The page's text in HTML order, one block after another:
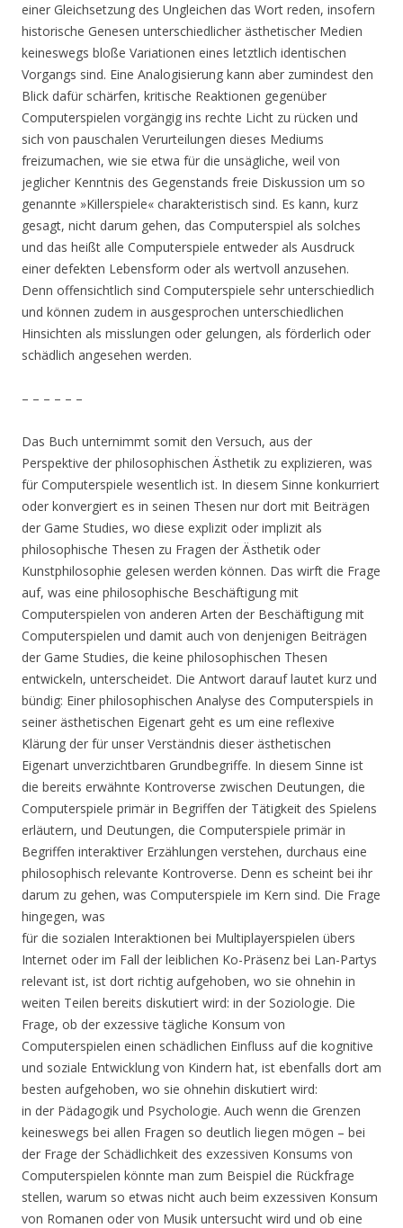
einer Gleichsetzung des Ungleichen das Wort reden, insofern
historische Genesen unterschiedlicher ästhetischer Medien
keineswegs bloße Variationen eines letztlich identischen
Vorgangs sind. Eine Analogisierung kann aber zumindest den
Blick dafür schärfen, kritische Reaktionen gegenüber
Computerspielen vorgängig ins rechte Licht zu rücken und
sich von pauschalen Verurteilungen dieses Mediums
freizumachen, wie sie etwa für die unsägliche, weil von
jeglicher Kenntnis des Gegenstands freie Diskussion um so
genannte »Killerspiele« charakteristisch sind. Es kann, kurz
gesagt, nicht darum gehen, das Computerspiel als solches
und das heißt alle Computerspiele entweder als Ausdruck
einer defekten Lebensform oder als wertvoll anzusehen.
Denn offensichtlich sind Computerspiele sehr unterschiedlich
und können zudem in ausgesprochen unterschiedlichen
Hinsichten als misslungen oder gelungen, als förderlich oder
schädlich angesehen werden.
– – – – – –
Das Buch unternimmt somit den Versuch, aus der
Perspektive der philosophischen Ästhetik zu explizieren, was
für Computerspiele wesentlich ist. In diesem Sinne konkurriert
oder konvergiert es in seinen Thesen nur dort mit Beiträgen
der Game Studies, wo diese explizit oder implizit als
philosophische Thesen zu Fragen der Ästhetik oder
Kunstphilosophie gelesen werden können. Das wirft die Frage
auf, was eine philosophische Beschäftigung mit
Computerspielen von anderen Arten der Beschäftigung mit
Computerspielen und damit auch von denjenigen Beiträgen
der Game Studies, die keine philosophischen Thesen
entwickeln, unterscheidet. Die Antwort darauf lautet kurz und
bündig: Einer philosophischen Analyse des Computerspiels in
seiner ästhetischen Eigenart geht es um eine reflexive
Klärung der für unser Verständnis dieser ästhetischen
Eigenart unverzichtbaren Grundbegriffe. In diesem Sinne ist
die bereits erwähnte Kontroverse zwischen Deutungen, die
Computerspiele primär in Begriffen der Tätigkeit des Spielens
erläutern, und Deutungen, die Computerspiele primär in
Begriffen interaktiver Erzählungen verstehen, durchaus eine
philosophisch relevante Kontroverse. Denn es scheint bei ihr
darum zu gehen, was Computerspiele im Kern sind. Die Frage
hingegen, was
für die sozialen Interaktionen bei Multiplayerspielen übers
Internet oder im Fall der leiblichen Ko-Präsenz bei Lan-Partys
relevant ist, ist dort richtig aufgehoben, wo sie ohnehin in
weiten Teilen bereits diskutiert wird: in der Soziologie. Die
Frage, ob der exzessive tägliche Konsum von
Computerspielen einen schädlichen Einfluss auf die kognitive
und soziale Entwicklung von Kindern hat, ist ebenfalls dort am
besten aufgehoben, wo sie ohnehin diskutiert wird:
in der Pädagogik und Psychologie. Auch wenn die Grenzen
keineswegs bei allen Fragen so deutlich liegen mögen – bei
der Frage der Schädlichkeit des exzessiven Konsums von
Computerspielen könnte man zum Beispiel die Rückfrage
stellen, warum so etwas nicht auch beim exzessiven Konsum
von Romanen oder von Musik untersucht wird und ob eine